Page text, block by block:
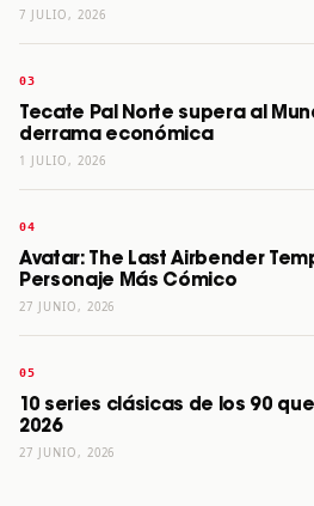
7 JULIO, 2026
Tecate Pal Norte supera al
derrama económica
1 JULIO, 2026
Avatar: The Last Airbender
Personaje Más Cómico
27 JUNIO, 2026
10 series clásicas de los 90
2026
27 JUNIO, 2026